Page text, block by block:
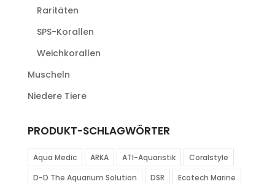
Raritäten
SPS-Korallen
Weichkorallen
Muscheln
Niedere Tiere
PRODUKT-SCHLAGWÖRTER
Aqua Medic ARKA ATI-Aquaristik
Coralstyle
D-D The Aquarium Solution
DSR
Ecotech Marine